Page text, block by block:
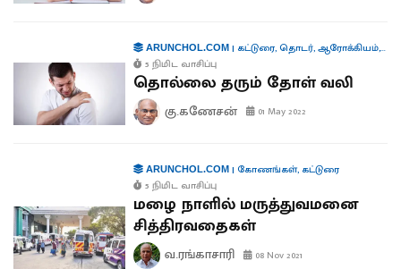
ARUNCHOL.COM| கட்டுரை,தொடர்,ஆரோக்கியம்,
5 நிமிட வாசிப்பு
தொல்லை தரும் தோள் வலி
கு.கணேசன் 01 May 2022
ARUNCHOL.COM| கோணங்கள், கட்டுரை
5 நிமிட வாசிப்பு
மழை நாளில் மருத்துவமனை
சித்திரவதைகள்
வ.ரங்காசாரி 08 Nov 2021